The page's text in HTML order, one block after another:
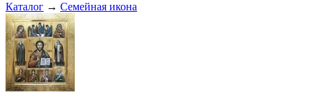
Каталог → Семейная икона